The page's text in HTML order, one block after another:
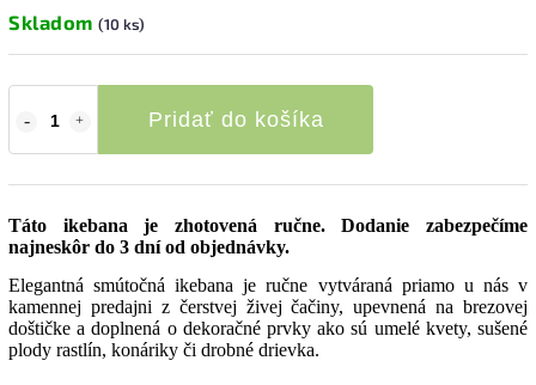
Skladom (10 ks)
Pridať do košíka
Táto ikebana je zhotovená ručne. Dodanie zabezpečíme
najneskôr do 3 dní od objednávky.
Elegantná smútočná ikebana je ručne vytváraná priamo u nás v
kamennej predajni z čerstvej živej čačiny, upevnená na brezovej
doštičke a doplnená o dekoračné prvky ako sú umelé kvety, sušené
plody rastlín, konáriky či drobné drievka.